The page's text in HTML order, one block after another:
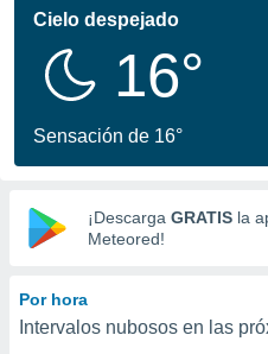
ha
calidad.
a este
las
y
digital
basada
Cielo despejado
16°
Sensación de 16°
¡Descarga GRATIS la
Meteored!
Por hora
Intervalos nubosos en las